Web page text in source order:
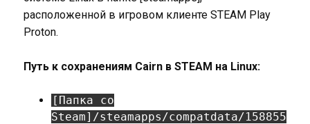
расположенной в игровом клиенте STEAM Play
Proton.
Путь к сохранениям Cairn в STEAM на Linux:
[Папка со
Steam]/steamapps/compatdata/158855